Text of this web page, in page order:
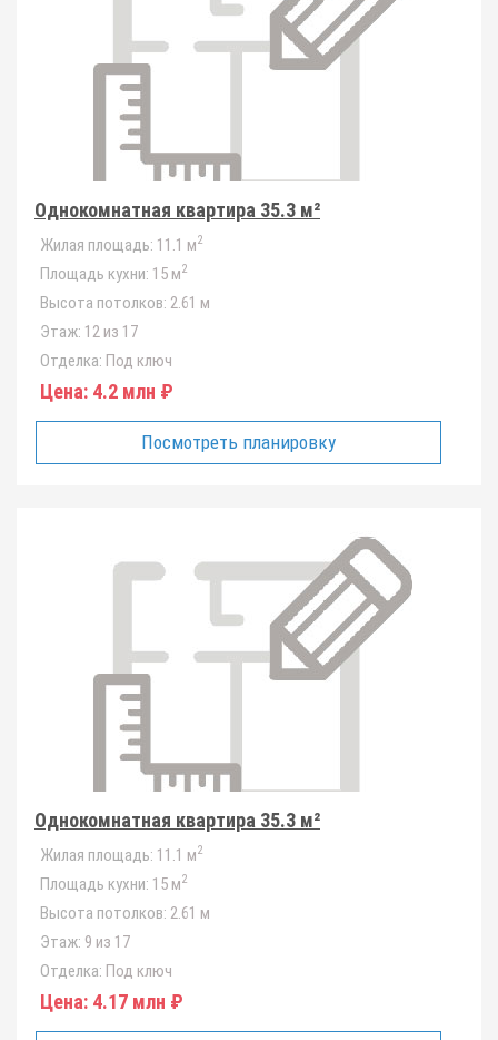
Однокомнатная квартира 35.3 м²
Жилая площадь: 11.1 м2
Площадь кухни: 15 м2
Высота потолков: 2.61 м
Этаж: 12 из 17
Отделка: Под ключ
Цена: 4.2 млн ₽
Посмотреть планировку
Однокомнатная квартира 35.3 м²
Жилая площадь: 11.1 м2
Площадь кухни: 15 м2
Высота потолков: 2.61 м
Этаж: 9 из 17
Отделка: Под ключ
Цена: 4.17 млн ₽